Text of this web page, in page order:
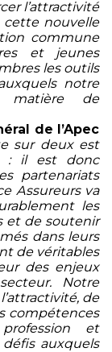
l’attractivité
cette nouvelle
commune
et jeunes
les outils
notre
matière de
de l’Apec
sur deux est
: il est donc
partenariats
Assureurs va
les
et de soutenir
dans leurs
de véritables
des enjeux
Notre
de
compétences
et
auxquels